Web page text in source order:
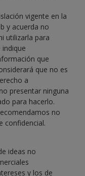
vigente en la
y acuerda no
utilizarla para
indique
que
que no es
a
presentar ninguna
para hacerlo.
no
confidencial.
ideas no
y los de